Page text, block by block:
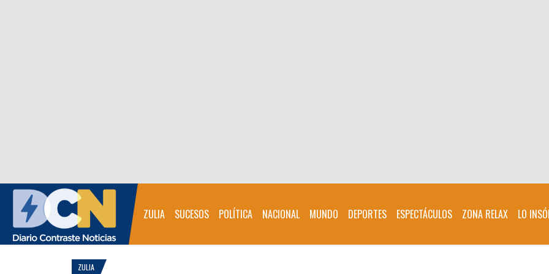
ZULIA SUCESOS POLÍTICA NACIONAL MUNDO DEPORTES ESPECTÁCULOS ZONA RELAX LO
ZULIA